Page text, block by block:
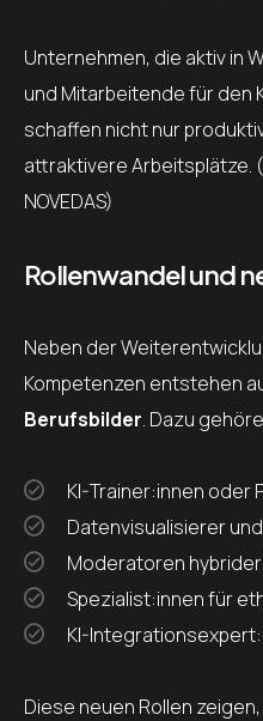
Unternehmen, die aktiv in
und Mitarbeitende für den
schaffen nicht nur
attraktivere Arbeitsplätze.
NOVEDAS)
Rollenwandel und
Neben der
Kompetenzen entstehen
Berufsbilder. Dazu
KI-Trainer:innen
Datenvisualisierer
Moderatoren
Spezialist:innen für
KI-
Diese neuen Rollen